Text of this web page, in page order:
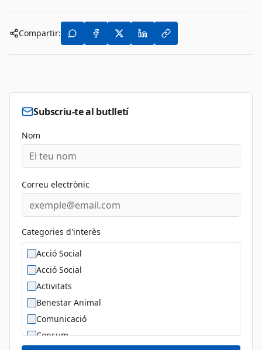
Compartir:
Subscriu-te al butlletí
Nom
Correu electrònic
Categories d'interès
Acció Social
Acció Social
Activitats
Benestar Animal
Comunicació
Consum